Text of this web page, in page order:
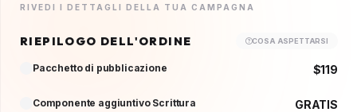
RIVEDI I DETTAGLI DELLA TUA CAMPAGNA
RIEPILOGO DELL'ORDINE COSA ASPETTARSI
Pacchetto di pubblicazione $119
Componente aggiuntivo Scrittura GRATIS